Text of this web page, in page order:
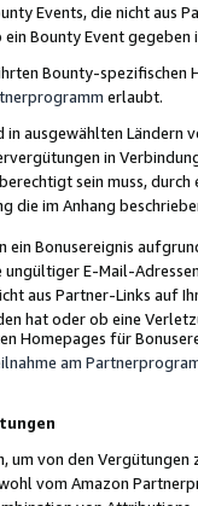
Events, die nicht
Bounty Event
Bounty-spezifischen
erlaubt.
in ausgewählten Ländern
in
sein muss,
die im Anhang
Bonusereignis
E-Mail-
aus Partner-Links auf
hat oder ob eine
Homepages für
am
um von den
vom Amazon